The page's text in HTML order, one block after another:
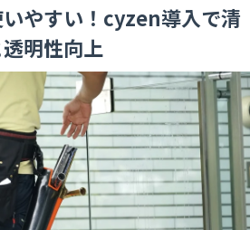
やすい！cyzen導入で清
明性向上